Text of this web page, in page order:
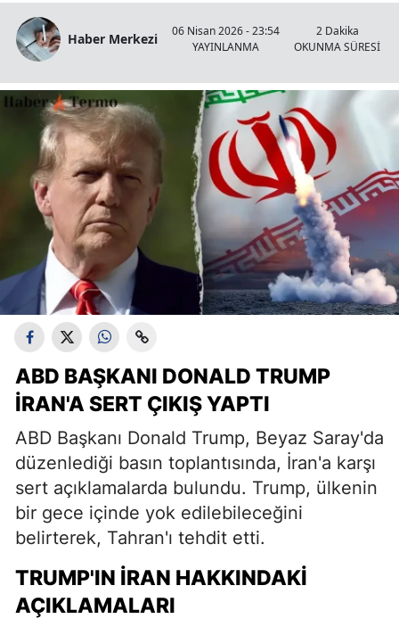
Haber Merkezi
06 Nisan 2026 - 23:54
YAYINLANMA
2 Dakika
OKUNMA SÜRESİ
ABD BAŞKANI DONALD TRUMP
İRAN'A SERT ÇIKIŞ YAPTI
ABD Başkanı Donald Trump, Beyaz Saray'da
düzenlediği basın toplantısında, İran'a karşı
sert açıklamalarda bulundu. Trump, ülkenin
bir gece içinde yok edilebileceğini
belirterek, Tahran'ı tehdit etti.
TRUMP'IN İRAN HAKKINDAKI
AÇIKLAMALARI